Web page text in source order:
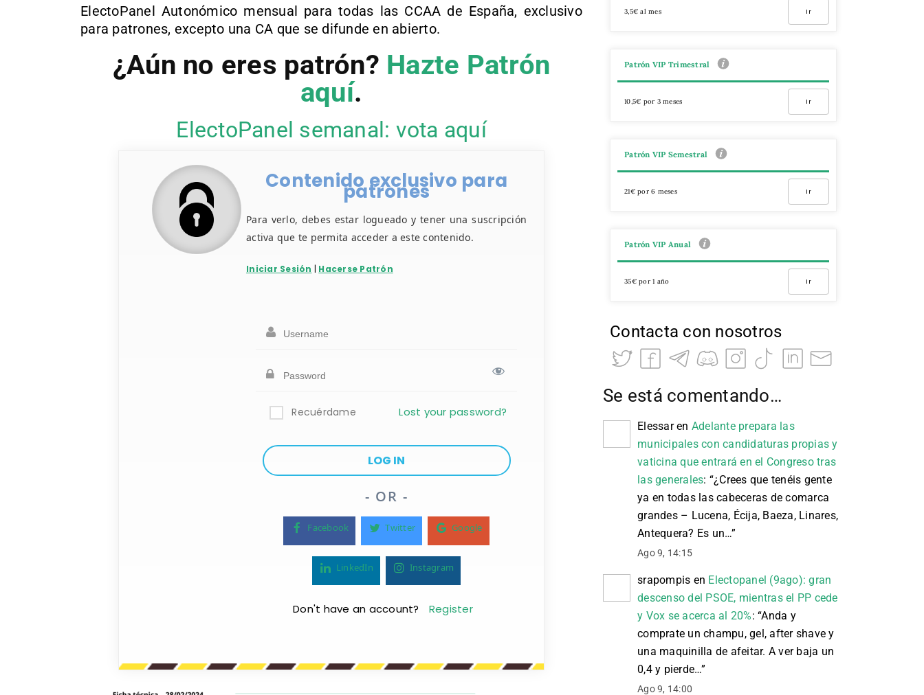
ElectoPanel Autonómico mensual para todas las CCAA de España, exclusivo
para patrones, excepto una CA que se difunde en abierto.
¿Aún no eres patrón? Hazte Patrón
aquí.
ElectoPanel semanal: vota aquí
Contenido exclusivo para
patrones
Para verlo, debes estar logueado y tener una suscripción
activa que te permita acceder a este contenido.
Iniciar Sesión | Hacerse Patrón
Recuérdame Lost your password?
- OR -
Facebook Twitter Google
LinkedIn Instagram
Don't have an account? Register
3,5€ al mes Ir
Patrón VIP Trimestral
10,5€ por 3 meses Ir
Patrón VIP Semestral
21€ por 6 meses Ir
Patrón VIP Anual
35€ por 1 año Ir
Contacta con nosotros
Se está comentando…
Elessaren Adelante prepara las
municipales con candidaturas propias y
vaticina que entrará en el Congreso tras
las generales: “¿Crees que tenéis gente
ya en todas las cabeceras de comarca
grandes – Lucena, Écija, Baeza, Linares,
Antequera? Es un…”
Ago 9, 14:15
srapompis en Electopanel (9ago): gran
descenso del PSOE, mientras el PP cede
y Vox se acerca al 20%: “Anda y
comprate un champu, gel, after shave y
una maquinilla de afeitar. A ver baja un
0,4 y pierde…”
Ago 9, 14:00